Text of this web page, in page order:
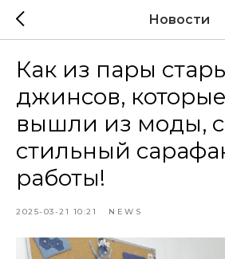
Новости
Как из пары
джинсов,
вышли из моды,
стильный
работы!
2025-03-21 10:21 NEWS